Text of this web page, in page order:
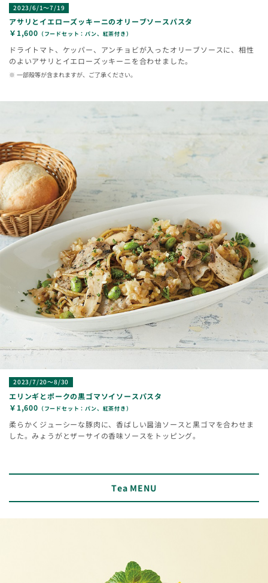
2023/6/1～7/19
アサリとイエローズッキーニのオリーブソースパスタ
￥1,600 （フードセット：パン、紅茶付き）
ドライトマト、ケッパー、アンチョビが入ったオリーブソースに、相性
のよいアサリとイエローズッキーニを合わせました。
一部殻等が含まれますが、ご了承ください。
2023/7/20～8/30
エリンギとポークの黒ゴマソイソースパスタ
￥1,600 （フードセット：パン、紅茶付き）
柔らかくジューシーな豚肉に、香ばしい醤油ソースと黒ゴマを合わせま
した。みょうがとザーサイの香味ソースをトッピング。
Tea MENU